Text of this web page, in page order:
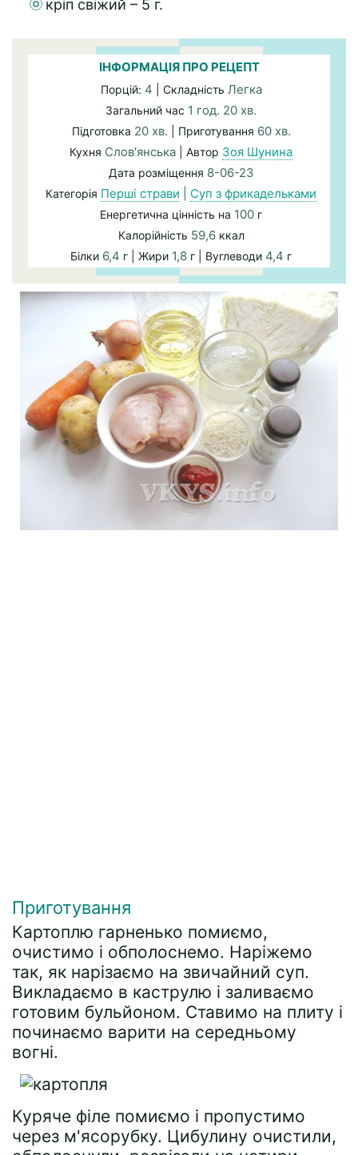
кріп свіжий – 5 г.
ІНФОРМАЦІЯ ПРО РЕЦЕПТ
Порцій: 4 | Складність Легка
Загальний час 1 год. 20 хв.
Підготовка 20 хв. | Приготування 60 хв.
Кухня Слов'янська | Автор Зоя Шунина
Дата розміщення 8-06-23
Категорія Перші страви Суп з фрикадельками
Енергетична цінність на 100 г
Калорійність 59,6ккал
Білки 6,4 г | Жири 1,8 г | Вуглеводи 4,4 г
Приготування
Картоплю гарненько помиємо,
очистимо і обполоснемо. Наріжемо
так, як нарізаємо на звичайний суп.
Викладаємо в каструлю і заливаємо
готовим бульйоном. Ставимо на плиту і
починаємо варити на середньому
вогні.
Куряче філе помиємо і пропустимо
через м'ясорубку. Цибулину очистили,